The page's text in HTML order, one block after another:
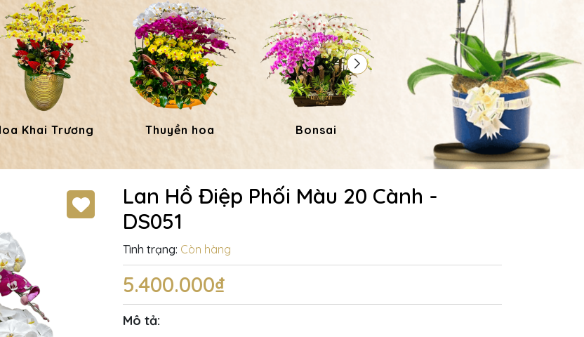
Khai Trương Thuyền hoa Bonsai Hoa Dâng Phật
Lan Hồ Điệp Phối Màu 20 Cành -
DS051
Tình trạng: Còn hàng
5.400.000₫
Mô tả: